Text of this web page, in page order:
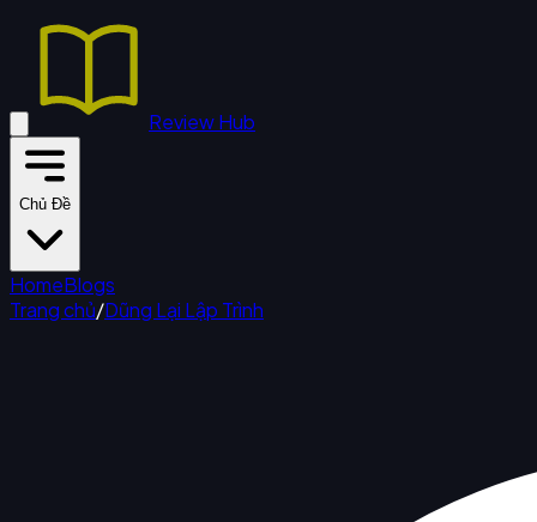
Review Hub
Chủ Đề
HomeBlogs
Trang chủ/Dũng Lại Lập Trình